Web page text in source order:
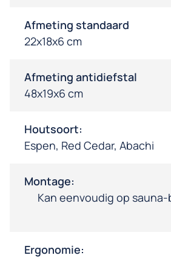
Afmeting standaard
22x18x6 cm
Afmeting antidiefstal
48x19x6 cm
Houtsoort:
Espen, Red Cedar, Abachi
Montage:
Kan eenvoudig op
Ergonomie: